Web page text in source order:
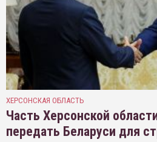
ХЕРСОНСКАЯ ОБЛАСТЬ
Часть Херсонской
передать Беларуси для